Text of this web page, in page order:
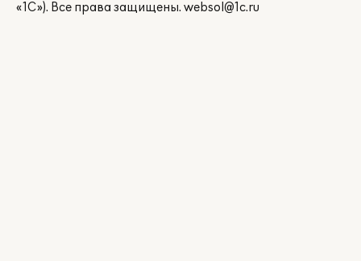
«1С»). Все права защищены. websol@1c.ru